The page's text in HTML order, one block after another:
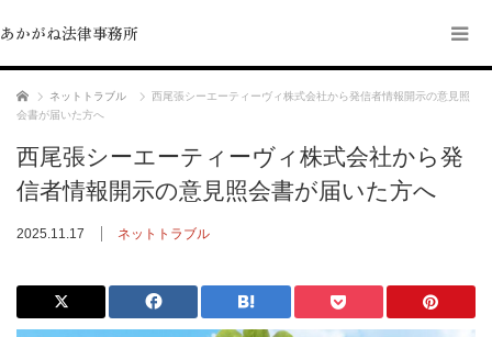
あかがね法律事務所
ホーム ネットトラブル
西尾張シーエーティーヴィ株式会社から発信者情報開示の意見照
会書が届いた方へ
西尾張シーエーティーヴィ株式会社から発
信者情報開示の意見照会書が届いた方へ
2025.11.17 ネットトラブル